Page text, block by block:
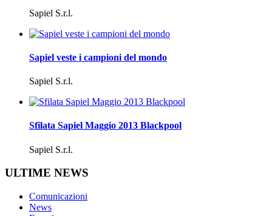
Sapiel S.r.l.
Sapiel veste i campioni del mondo
Sapiel S.r.l.
Sfilata Sapiel Maggio 2013 Blackpool
Sapiel S.r.l.
ULTIME NEWS
Comunicazioni
News